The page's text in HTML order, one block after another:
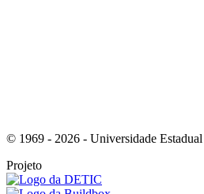
© 1969 - 2026 - Universidade Estadual
Projeto